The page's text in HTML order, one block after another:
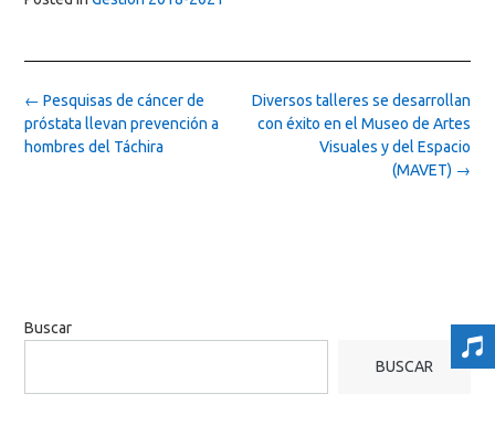
Post
navigation
Diversos talleres se desarrollan
con éxito en el Museo de Artes
Visuales y del Espacio
(MAVET) →
← Pesquisas de cáncer de
próstata llevan prevención a
hombres del Táchira
Buscar
BUSCAR